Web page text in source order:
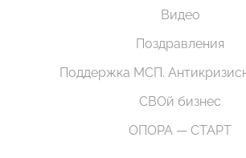
Видео
Поздравления
Поддержка МСП.
СВОй бизнес
ОПОРА — СТАРТ